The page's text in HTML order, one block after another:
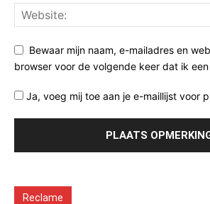
Bewaar mijn naam, e-mailadres en
browser voor de volgende keer dat ik
Ja, voeg mij toe aan je e-maillijst voor
Reclame